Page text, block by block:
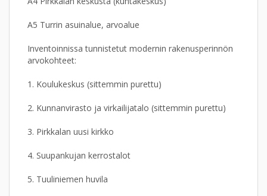
A5 Turrin asuinalue, arvoalue
Inventoinnissa tunnistetut modernin rakenusperinnön
arvokohteet:
1. Koulukeskus (sittemmin purettu)
2. Kunnanvirasto ja virkailijatalo (sittemmin purettu)
3. Pirkkalan uusi kirkko
4. Suupankujan kerrostalot
5. Tuuliniemen huvila